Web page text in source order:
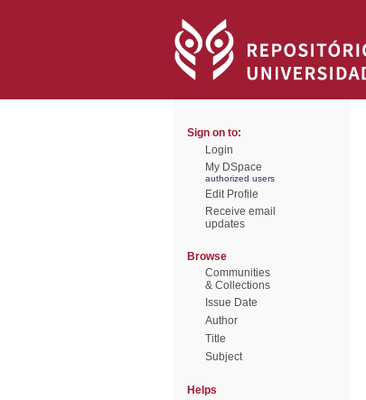
Sign on to:
Login
My DSpace
authorized users
Edit Profile
Receive email
updates
Browse
Communities
& Collections
Issue Date
Author
Title
Subject
Helps